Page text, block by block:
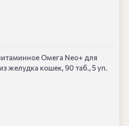
Омега Neo+ для
желудка кошек, 90 таб., 5 уп.